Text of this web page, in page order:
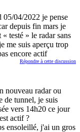
05/04/2022 je pense
depuis fin mars je
testé » le radar sans
me suis aperçu trop
encore actif
Répondre à cette discussion
nouveau radar ou
de tunnel, je suis
vers 14h20 ce jour
actif ?
ensoleillé, j'ai un gros